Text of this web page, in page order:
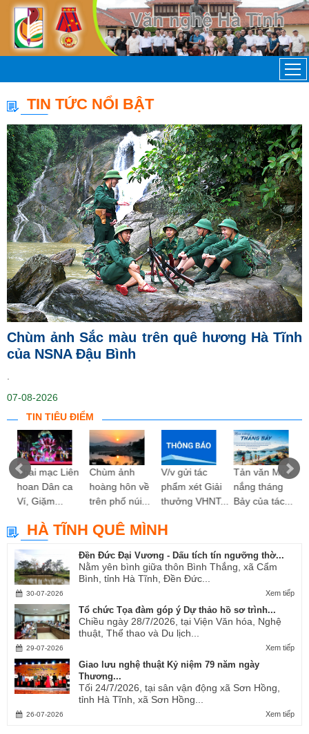
TIN TỨC NỔI BẬT
Chùm ảnh Sắc màu trên quê hương Hà Tĩnh
của NSNA Đậu Bình
07-08-2026
TIN TIÊU ĐIỂM
Khai mạc Liên
hoan Dân ca
Ví, Giặm...
Chùm ảnh
hoàng hôn về
trên phố núi...
V/v gửi tác
phẩm xét Giải
thưởng VHNT...
Tản văn Mùa
nắng tháng
Bảy của tác...
HÀ TĨNH QUÊ MÌNH
Đền Đức Đại Vương - Dấu tích tín ngưỡng thờ...
Nằm yên bình giữa thôn Bình Thắng, xã Cẩm
Bình, tỉnh Hà Tĩnh, Đền Đức...
Xem tiếp
30-07-2026
Tổ chức Tọa đàm góp ý Dự thảo hồ sơ trình...
Chiều ngày 28/7/2026, tại Viện Văn hóa, Nghệ
thuật, Thể thao và Du lịch...
Xem tiếp
29-07-2026
Giao lưu nghệ thuật Kỷ niệm 79 năm ngày
Thương...
Tối 24/7/2026, tại sân vận động xã Sơn Hồng,
tỉnh Hà Tĩnh, xã Sơn Hồng...
Xem tiếp
26-07-2026